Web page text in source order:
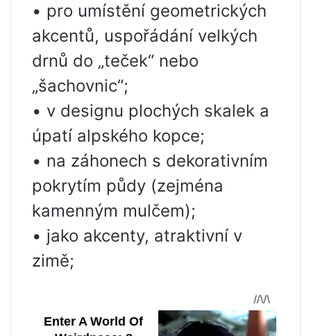
• pro umístění geometrických
akcentů, uspořádání velkých
drnů do „teček“ nebo
„šachovnic“;
• v designu plochých skalek a
úpatí alpského kopce;
• na záhonech s dekorativním
pokrytím půdy (zejména
kamenným mulčem);
• jako akcenty, atraktivní v
zimě;